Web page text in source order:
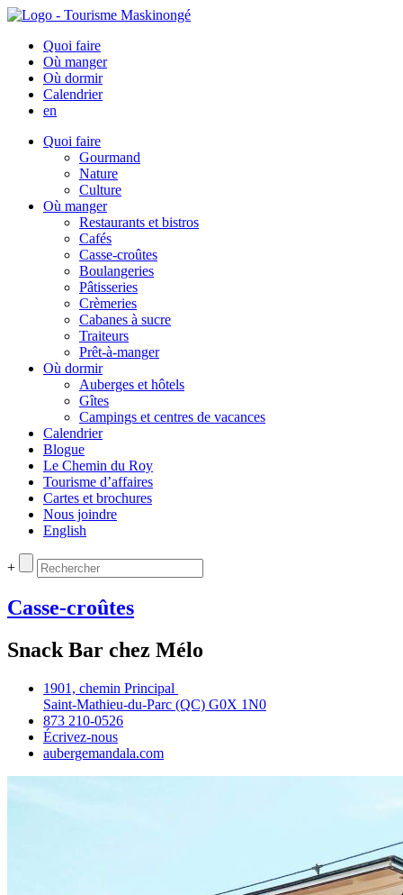
Quoi faire
Où manger
Où dormir
Calendrier
en
Quoi faire
Gourmand
Nature
Culture
Où manger
Restaurants et bistros
Cafés
Casse-croûtes
Boulangeries
Pâtisseries
Crèmeries
Cabanes à sucre
Traiteurs
Prêt-à-manger
Où dormir
Auberges et hôtels
Gîtes
Campings et centres de vacances
Calendrier
Blogue
Le Chemin du Roy
Tourisme d’affaires
Cartes et brochures
Nous joindre
English
+
Casse-croûtes
Snack Bar chez Mélo
1901, chemin Principal
Saint‑Mathieu‑du‑Parc (QC) G0X 1N0
873 210‑0526
Écrivez‑nous
aubergemandala.com